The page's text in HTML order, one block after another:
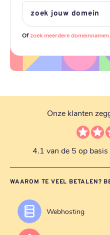
Ofzoek meerdere domeinnamen
Onze klanten
4.1 van de 5 op
WAAROM TE VEEL BETALEN?
Webhosting